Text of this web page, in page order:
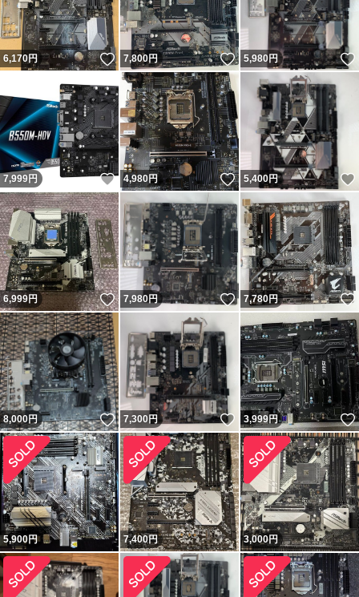
6,170円 いいね！
7,800円 いいね！
5,980円
7,999円 いいね！
4,980円 いいね！
5,400円
6,999円 いいね！
7,980円 いいね！
7,780円
8,000円 いいね！
7,300円 いいね！
3,999円
5,900円 7,400円 3,000円